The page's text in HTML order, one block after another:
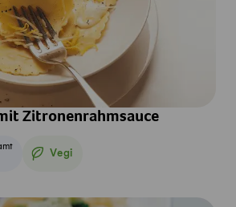
Zitronenrahmsauce
Vegi
Vegetarisch